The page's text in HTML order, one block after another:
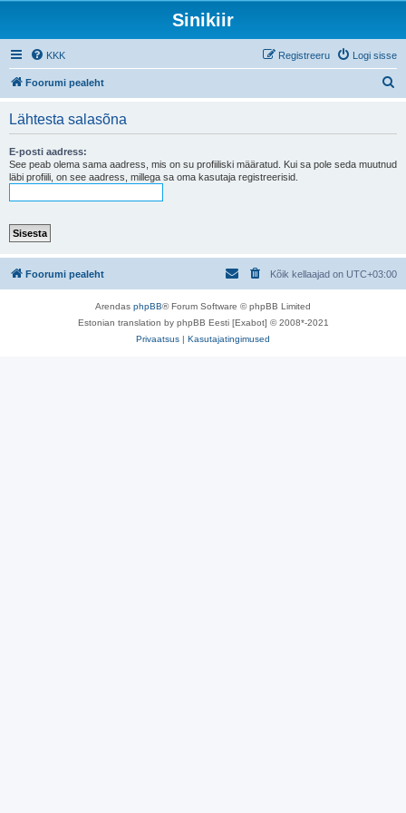
Sinikiir
KKK Logi sisse
Registreeru
Foorumi pealeht
Lähtesta salasõna
E-posti aadress:
See peab olema sama aadress, mis on su profiiliski määratud. Kui sa pole seda muutnud
läbi profiili, on see aadress, millega sa oma kasutaja registreerisid.
Foorumi pealeht Kõik kellaajad on UTC+03:00
Arendas phpBB® Forum Software © phpBB Limited
Estonian translation by phpBB Eesti [Exabot] © 2008*-2021
Privaatsus | Kasutajatingimused